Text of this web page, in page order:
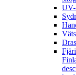
UV-